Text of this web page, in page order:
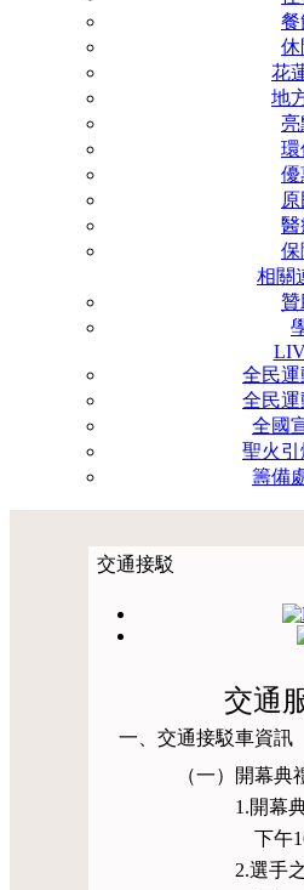
餐
休
花
地
亮
環
優
醫
保
相關
贊
全民
全民
全國
聖火
籌備
交通接駁
交通
一、交通接駁車資訊
（一）開幕典
1.開幕
下午
2.選手